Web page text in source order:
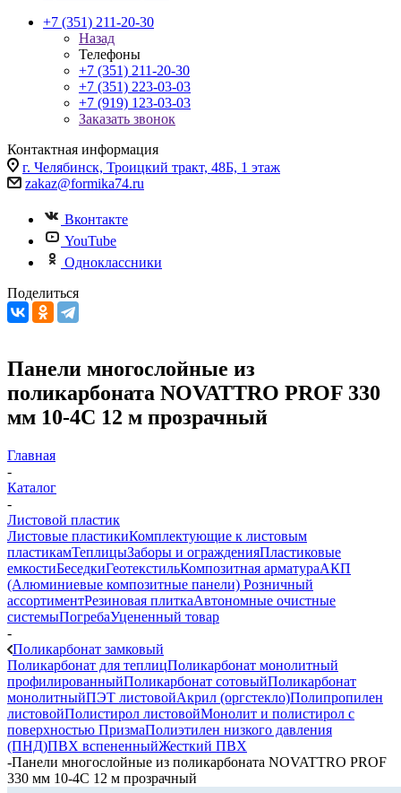
+7 (351) 211-20-30
Назад
Телефоны
+7 (351) 211-20-30
+7 (351) 223-03-03
+7 (919) 123-03-03
Заказать звонок
Контактная информация
г. Челябинск, Троицкий тракт, 48Б, 1 этаж
zakaz@formika74.ru
Вконтакте
YouTube
Одноклассники
Поделиться
Панели многослойные из
поликарбоната NOVATTRO PROF 330
мм 10-4C 12 м прозрачный
Главная
-
Каталог
-
Листовой пластик
Листовые пластикиКомплектующие к листовым
пластикамТеплицыЗаборы и огражденияПластиковые
емкостиБеседкиГеотекстильКомпозитная арматураАКП
(Алюминиевые композитные панели) Розничный
ассортиментРезиновая плиткаАвтономные очистные
системыПогребаУцененный товар
-
Поликарбонат замковый
Поликарбонат для теплицПоликарбонат монолитный
профилированныйПоликарбонат сотовыйПоликарбонат
монолитныйПЭТ листовойАкрил (оргстекло)Полипропилен
листовойПолистирол листовойМонолит и полистирол с
поверхностью ПризмаПолиэтилен низкого давления
(ПНД)ПВХ вспененныйЖесткий ПВХ
-Панели многослойные из поликарбоната NOVATTRO PROF
330 мм 10-4C 12 м прозрачный